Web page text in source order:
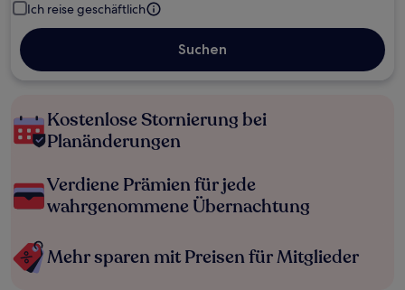
Ich reise geschäftlich
Suchen
Kostenlose Stornierung bei
Planänderungen
Verdiene Prämien für jede
wahrgenommene Übernachtung
Mehr sparen mit Preisen für Mitglieder